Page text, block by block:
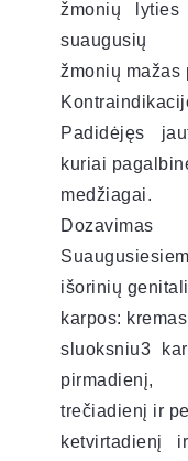
žmonių
suaugusių
žmonių mažas
Padidėjęs
kuriai
medžiagai.
Dozavimas
išorinių
karpos:
sluoksniu3
pirmadienį,
trečiadienį ir
ketvirtadienį